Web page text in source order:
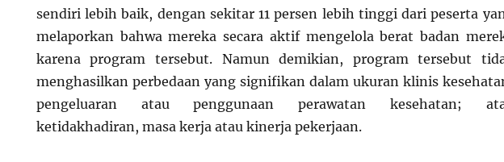
sendiri lebih baik, dengan sekitar 11 persen lebih tinggi dari peserta
melaporkan bahwa mereka secara aktif mengelola berat badan
karena program tersebut. Namun demikian, program tersebut
menghasilkan perbedaan yang signifikan dalam ukuran klinis
pengeluaran atau penggunaan perawatan kesehatan;
ketidakhadiran, masa kerja atau kinerja pekerjaan.